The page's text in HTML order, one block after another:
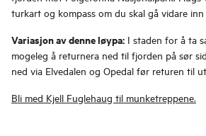
turkart og kompass om du skal gå vidare
Variasjon av denne løypa: I staden for å ta
mogeleg å returnera ned til fjorden på sør
ned via Elvedalen og Opedal før returen til
Bli med Kjell Fuglehaug til munketreppene.